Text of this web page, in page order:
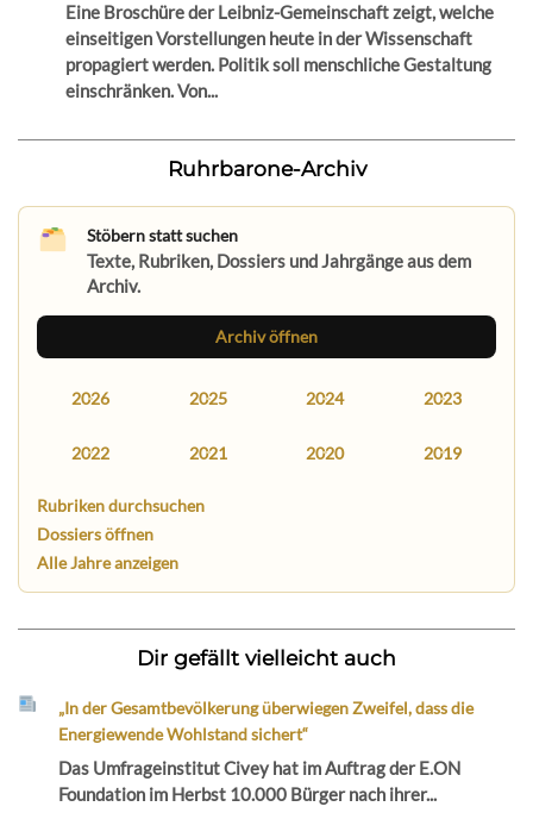
Eine Broschüre der Leibniz-Gemeinschaft zeigt, welche
einseitigen Vorstellungen heute in der Wissenschaft
propagiert werden. Politik soll menschliche Gestaltung
einschränken. Von...
Ruhrbarone-Archiv
Stöbern statt suchen
Texte, Rubriken, Dossiers und Jahrgänge aus dem
Archiv.
Archiv öffnen
2026 2025 2024 2023
2022 2021 2020 2019
Rubriken durchsuchen
Dossiers öffnen
Alle Jahre anzeigen
Dir gefällt vielleicht auch
„In der Gesamtbevölkerung überwiegen Zweifel, dass die
Energiewende Wohlstand sichert“
Das Umfrageinstitut Civey hat im Auftrag der E.ON
Foundation im Herbst 10.000 Bürger nach ihrer...